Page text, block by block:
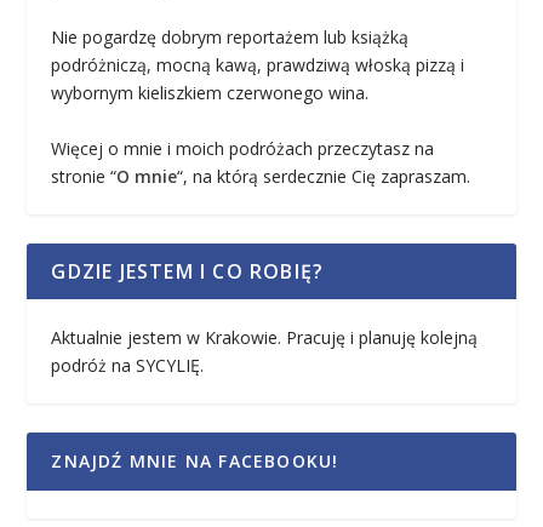
Nie pogardzę dobrym reportażem lub książką
podróżniczą, mocną kawą, prawdziwą włoską pizzą i
wybornym kieliszkiem czerwonego wina.
Więcej o mnie i moich podróżach przeczytasz na
stronie “O mnie“, na którą serdecznie Cię zapraszam.
GDZIE JESTEM I CO ROBIĘ?
Aktualnie jestem w Krakowie. Pracuję i planuję kolejną
podróż na SYCYLIĘ.
ZNAJDŹ MNIE NA FACEBOOKU!